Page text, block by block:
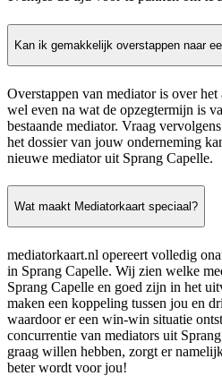
Kan ik gemakkelijk overstappen naar
Overstappen van mediator is over
wel even na wat de opzegtermijn is
bestaande mediator. Vraag
het dossier van jouw onderneming
nieuwe mediator uit Sprang Capelle.
Wat maakt Mediatorkaart speciaal?
mediatorkaart.nl opereert volledig
in Sprang Capelle. Wij zien welke
Sprang Capelle en goed zijn in het
maken een koppeling tussen jou en
waardoor er een win-win situatie
concurrentie van mediators uit
graag willen hebben, zorgt er
beter wordt voor jou!